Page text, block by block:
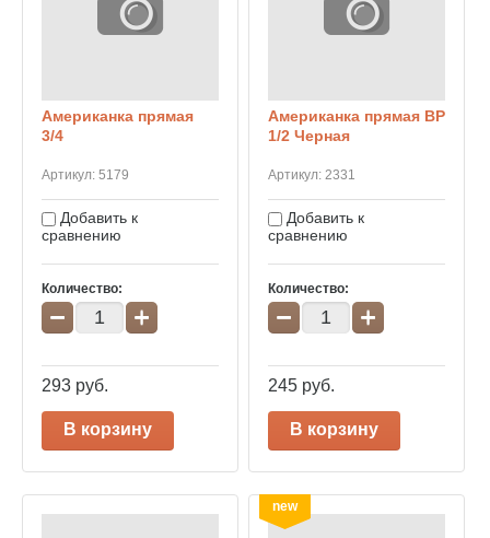
Американка прямая
3/4
Артикул: 5179
Добавить к
сравнению
Количество:
− +
293 руб.
В корзину
Американка прямая ВР
1/2 Черная
Артикул:2331
Добавить к
сравнению
Количество:
− +
245 руб.
В корзину
new